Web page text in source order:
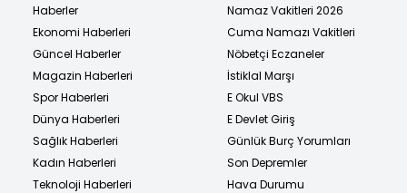
Haberler
Ekonomi Haberleri
Güncel Haberler
Magazin Haberleri
Spor Haberleri
Dünya Haberleri
Sağlık Haberleri
Kadın Haberleri
Teknoloji Haberleri
Namaz Vakitleri 2026
Cuma Namazı Vakitleri
Nöbetçi Eczaneler
İstiklal Marşı
E Okul VBS
E Devlet Giriş
Günlük Burç Yorumları
Son Depremler
Hava Durumu